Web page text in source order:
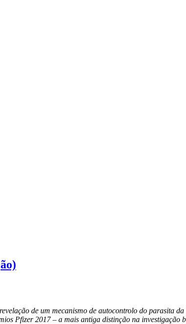
de um mecanismo de autocontrolo do parasita
Pfizer 2017 – a mais antiga distinção na investigação